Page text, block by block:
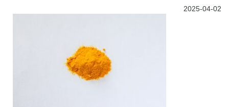
2025-04-02